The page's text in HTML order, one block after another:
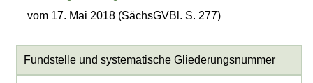
vom 17. Mai 2018 (SächsGVBl. S. 277)
Fundstelle und systematische Gliederungsnummer